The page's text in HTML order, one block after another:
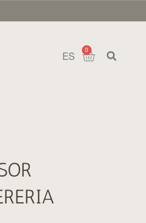
ES
0